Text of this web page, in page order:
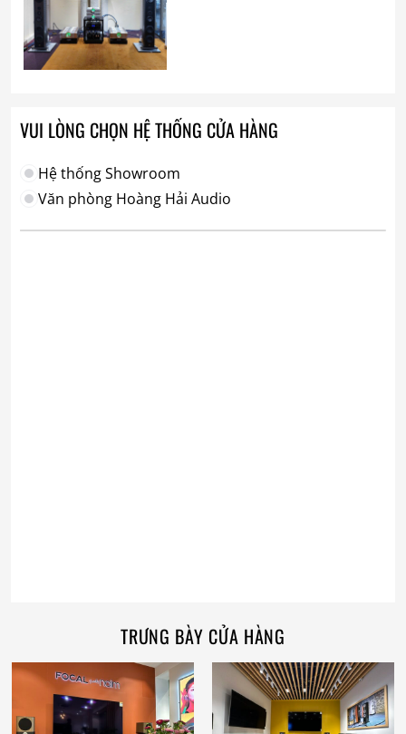
VUI LÒNG CHỌN HỆ THỐNG CỬA HÀNG
Hệ thống Showroom
Văn phòng Hoàng Hải Audio
TRƯNG BÀY CỬA HÀNG